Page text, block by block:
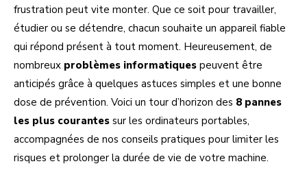
frustration peut vite monter. Que ce soit pour travailler,
étudier ou se détendre, chacun souhaite un appareil fiable
qui répond présent à tout moment. Heureusement, de
nombreux problèmes informatiques peuvent être
anticipés grâce à quelques astuces simples et une bonne
dose de prévention. Voici un tour d’horizon des 8 pannes
les plus courantes sur les ordinateurs portables,
accompagnées de nos conseils pratiques pour limiter les
risques et prolonger la durée de vie de votre machine.